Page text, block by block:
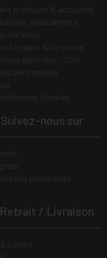
Suivez-nous sur
Retrait / Livraison